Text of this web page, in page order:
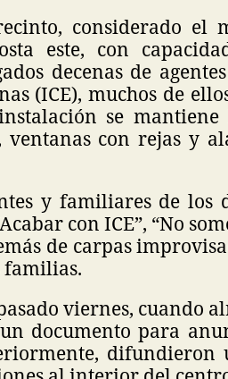
considerado el
este, con
decenas de
(ICE), muchos de
se
ventanas con rejas y
y familiares de los
con ICE”, “No
de carpas
familias.
viernes, cuando
documento para